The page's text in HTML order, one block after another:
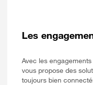
Les
Avec les
vous propose des
toujours bien